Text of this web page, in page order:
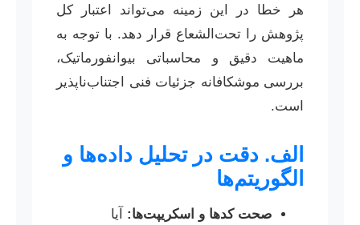
هر خطا در این زمینه می‌تواند اعتبار کل
پژوهش را تحت‌الشعاع قرار دهد. با توجه به
ماهیت دقیق و محاسباتی بیوانفورماتیک،
بررسی موشکافانه جزئیات فنی اجتناب‌ناپذیر
است.
الف. دقت در تحلیل داده‌ها و
الگوریتم‌ها
صحت کدها و اسکریپت‌ها: آیا